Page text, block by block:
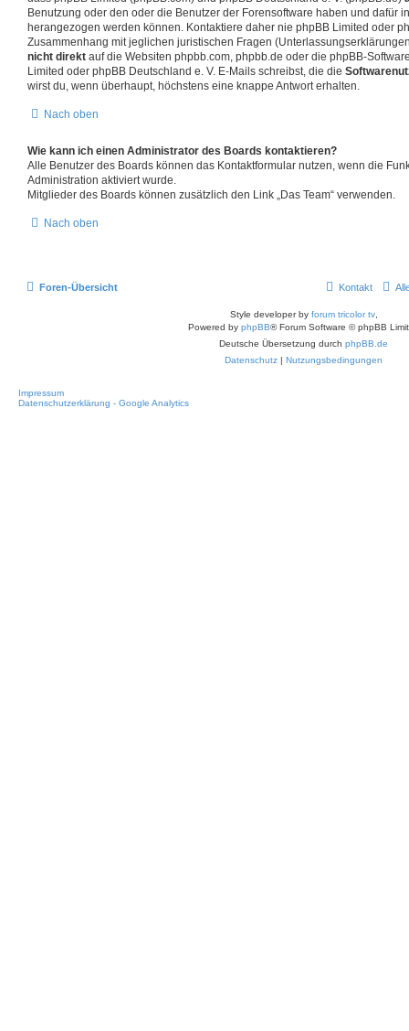
Benutzung oder den oder die Benutzer der Forensoftware haben und dafür
herangezogen werden können. Kontaktiere daher nie phpBB Limited oder
Zusammenhang mit jeglichen juristischen Fragen
nicht direkt auf die Websiten phpbb.com, phpbb.de oder die phpBB-
Limited oder phpBB Deutschland e. V. E-Mails schreibst, die die
wirst du, wenn überhaupt, höchstens eine knappe Antwort erhalten.
Nach oben
Wie kann ich einen Administrator des Boards kontaktieren?
Alle Benutzer des Boards können das Kontaktformular nutzen, wenn die
Administration aktiviert wurde.
Mitglieder des Boards können zusätzlich den Link „Das Team“ verwenden.
Nach oben
Foren-Übersicht Kontakt
Style developer by forum tricolor tv,
Powered by phpBB® Forum Software © phpBB
Deutsche Übersetzung durch phpBB.de
Datenschutz | Nutzungsbedingungen
Impressum
Datenschutzerklärung - Google Analytics